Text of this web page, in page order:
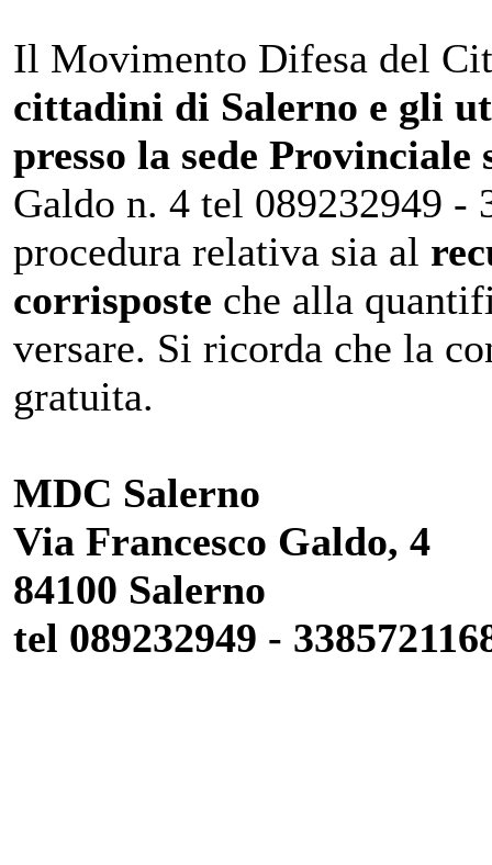
Il Movimento Difesa del
cittadini di Salerno e gli
presso la sede
Galdo n. 4 tel 089232949 -
procedura relativa sia al
corrisposte che alla
versare. Si ricorda che la
gratuita.
MDC Salerno
Via Francesco Galdo, 4
84100 Salerno
tel 089232949 -